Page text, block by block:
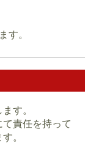
す。
す。
責任を持って
。